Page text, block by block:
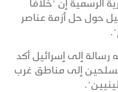
الرسمية إن "خلافًا
حول حل أزمة عناصر
إلى إسرائيل أكد
إلى مناطق غرب